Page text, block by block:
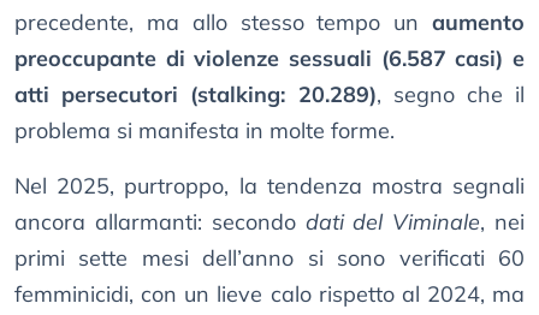
precedente, ma allo stesso tempo un aumento
preoccupante di violenze sessuali (6.587 casi) e
atti persecutori (stalking: 20.289), segno che il
problema si manifesta in molte forme.
Nel 2025, purtroppo, la tendenza mostra segnali
ancora allarmanti: secondo dati del Viminale, nei
primi sette mesi dell’anno si sono verificati 60
femminicidi, con un lieve calo rispetto al 2024, ma